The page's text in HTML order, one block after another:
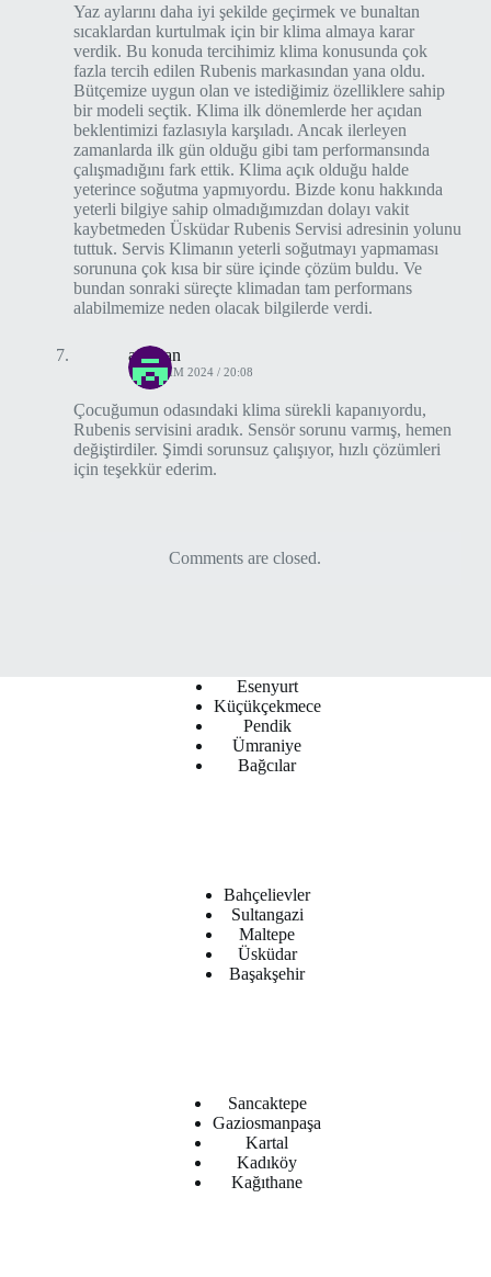
Yaz aylarını daha iyi şekilde geçirmek ve bunaltan
sıcaklardan kurtulmak için bir klima almaya karar
verdik. Bu konuda tercihimiz klima konusunda çok
fazla tercih edilen Rubenis markasından yana oldu.
Bütçemize uygun olan ve istediğimiz özelliklere sahip
bir modeli seçtik. Klima ilk dönemlerde her açıdan
beklentimizi fazlasıyla karşıladı. Ancak ilerleyen
zamanlarda ilk gün olduğu gibi tam performansında
çalışmadığını fark ettik. Klima açık olduğu halde
yeterince soğutma yapmıyordu. Bizde konu hakkında
yeterli bilgiye sahip olmadığımızdan dolayı vakit
kaybetmeden Üsküdar Rubenis Servisi adresinin yolunu
tuttuk. Servis Klimanın yeterli soğutmayı yapmaması
sorununa çok kısa bir süre içinde çözüm buldu. Ve
bundan sonraki süreçte klimadan tam performans
alabilmemize neden olacak bilgilerde verdi.
asuman
10 KASIM 2024 / 20:08
Çocuğumun odasındaki klima sürekli kapanıyordu,
Rubenis servisini aradık. Sensör sorunu varmış, hemen
değiştirdiler. Şimdi sorunsuz çalışıyor, hızlı çözümleri
için teşekkür ederim.
Comments are closed.
Esenyurt
Küçükçekmece
Pendik
Ümraniye
Bağcılar
Bahçelievler
Sultangazi
Maltepe
Üsküdar
Başakşehir
Sancaktepe
Gaziosmanpaşa
Kartal
Kadıköy
Kağıthane